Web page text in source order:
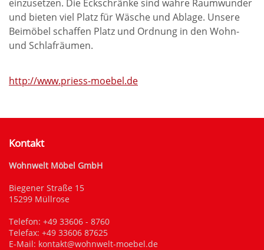
einzusetzen. Die Eckschränke sind wahre Raumwunder
und bieten viel Platz für Wäsche und Ablage. Unsere
Beimöbel schaffen Platz und Ordnung in den Wohn-
und Schlafräumen.
http://www.priess-moebel.de
Kontakt
Wohnwelt Möbel GmbH
Biegener Straße 15
15299 Müllrose
Telefon: +49 33606 - 8760
Telefax: +49 33606 87625
E-Mail: kontakt@wohnwelt-moebel.de